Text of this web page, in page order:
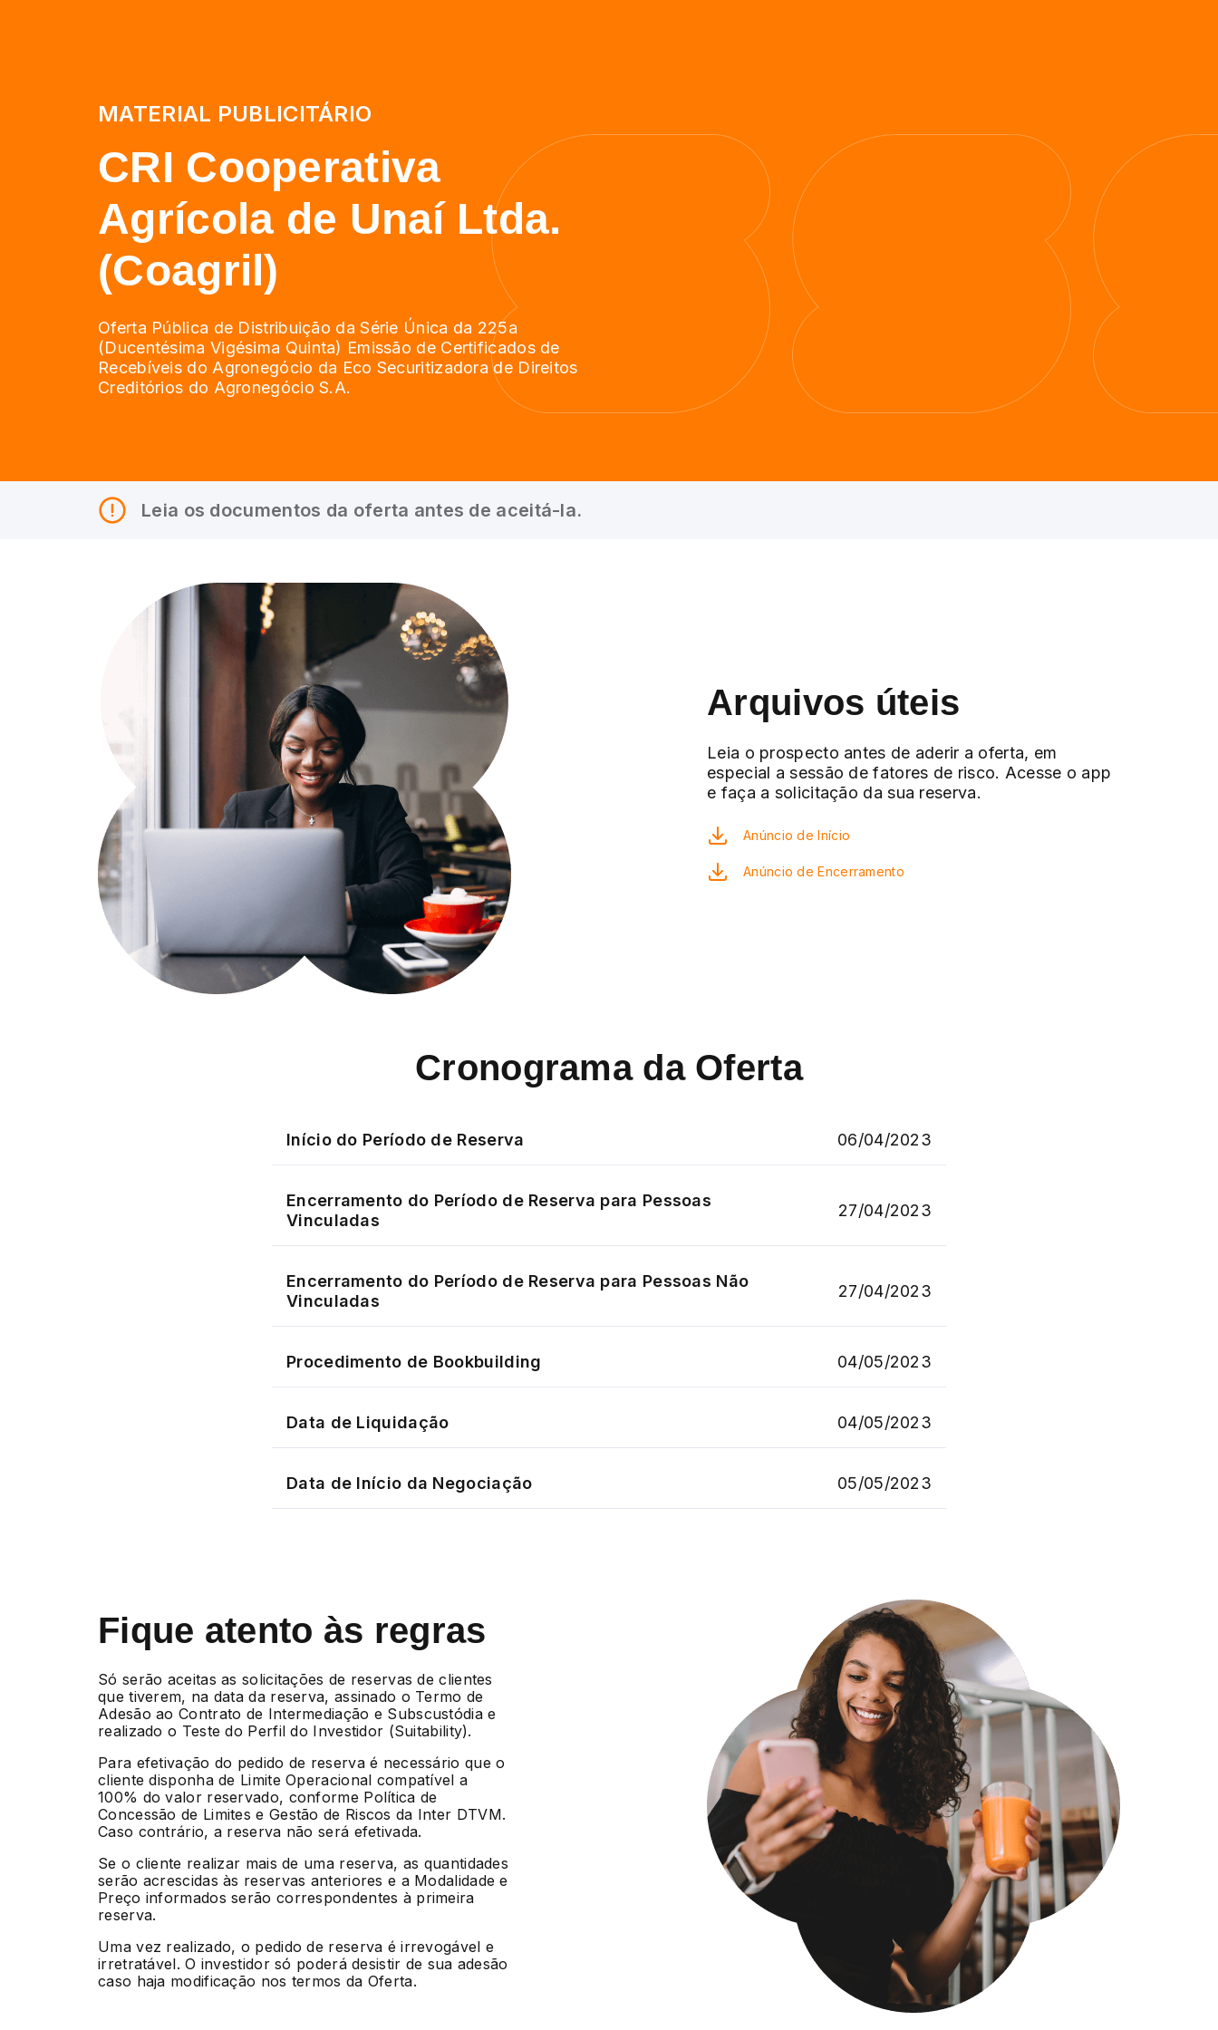
MATERIAL PUBLICITÁRIO
CRI Cooperativa
Agrícola de Unaí Ltda.
(Coagril)
Oferta Pública de Distribuição da Série Única da 225a
(Ducentésima Vigésima Quinta) Emissão de Certificados de
Recebíveis do Agronegócio da Eco Securitizadora de Direitos
Creditórios do Agronegócio S.A.
Leia os documentos da oferta antes de aceitá-la.
Arquivos úteis
Leia o prospecto antes de aderir a oferta, em
especial a sessão de fatores de risco. Acesse o app
e faça a solicitação da sua reserva.
Anúncio de Início
Anúncio de Encerramento
Cronograma da Oferta
Início do Período de Reserva 06/04/2023
Encerramento do Período de Reserva para Pessoas
Vinculadas
27/04/2023
Encerramento do Período de Reserva para Pessoas Não
Vinculadas
27/04/2023
Procedimento de Bookbuilding 04/05/2023
Data de Liquidação 04/05/2023
Data de Início da Negociação 05/05/2023
Fique atento às regras
Só serão aceitas as solicitações de reservas de clientes
que tiverem, na data da reserva, assinado o Termo de
Adesão ao Contrato de Intermediação e Subscustódia e
realizado o Teste do Perfil do Investidor (Suitability).
Para efetivação do pedido de reserva é necessário que o
cliente disponha de Limite Operacional compatível a
100% do valor reservado, conforme Política de
Concessão de Limites e Gestão de Riscos da Inter DTVM.
Caso contrário, a reserva não será efetivada.
Se o cliente realizar mais de uma reserva, as quantidades
serão acrescidas às reservas anteriores e a Modalidade e
Preço informados serão correspondentes à primeira
reserva.
Uma vez realizado, o pedido de reserva é irrevogável e
irretratável. O investidor só poderá desistir de sua adesão
caso haja modificação nos termos da Oferta.